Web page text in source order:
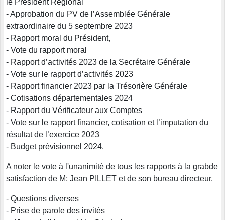
- Approbation du PV de l’Assemblée Générale
extraordinaire du 5 septembre 2023
- Rapport moral du Président,
- Vote du rapport moral
- Rapport d’activités 2023 de la Secrétaire Générale
- Vote sur le rapport d’activités 2023
- Rapport financier 2023 par la Trésorière Générale
- Cotisations départementales 2024
- Rapport du Vérificateur aux Comptes
- Vote sur le rapport financier, cotisation et l’imputation du
résultat de l’exercice 2023
- Budget prévisionnel 2024.
A noter le vote à l'unanimité de tous les rapports à la grabde
satisfaction de M; Jean PILLET et de son bureau directeur.
- Questions diverses
- Prise de parole des invités